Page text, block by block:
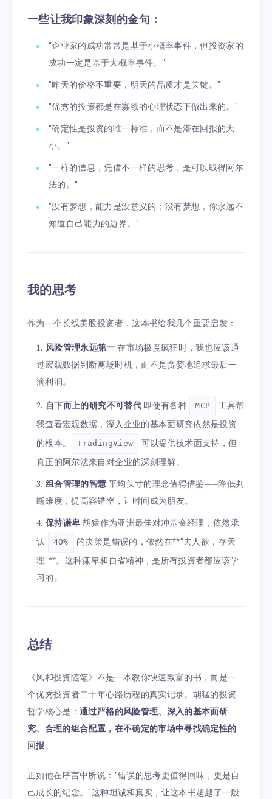
一些让我印象深刻的金句：
"企业家的成功常常是基于小概率事件，但投资家的
成功一定是基于大概率事件。"
"昨天的价格不重要，明天的品质才是关键。"
"优秀的投资都是在寡欲的心理状态下做出来的。"
"确定性是投资的唯一标准，而不是潜在回报的大
小。"
"一样的信息，凭借不一样的思考，是可以取得阿尔
法的。"
"没有梦想，能力是没意义的；没有梦想，你永远不
知道自己能力的边界。"
我的思考
作为一个长线美股投资者，这本书给我几个重要启发：
风险管理永远第一在市场极度疯狂时，我也应该通
过宏观数据判断离场时机，而不是贪婪地追求最后一
滴利润。
自下而上的研究不可替代即使有各种 MCP
工具帮
我查看宏观数据，深入企业的基本面研究依然是投资
的根本。
TradingView
可以提供技术面支持，但
真正的阿尔法来自对企业的深刻理解。
组合管理的智慧 平均头寸的理念值得借鉴——降低判
断难度，提高容错率，让时间成为朋友。
保持谦卑 胡猛作为亚洲最佳对冲基金经理，依然承
认
40%
的决策是错误的，依然在**"去人欲，存天
理"**。这种谦卑和自省精神，是所有投资者都应该学
习的。
总结
《风和投资随笔》不是一本教你快速致富的书，而是一
个优秀投资者二十年心路历程的真实记录。胡猛的投资
哲学核心是：通过严格的风险管理、深入的基本面研
究、合理的组合配置，在不确定的市场中寻找确定性的
回报。
正如他在序言中所说："错误的思考更值得回味，更是自
己成长的纪念。"这种坦诚和真实，让这本书超越了一般